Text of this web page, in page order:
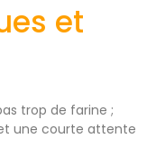
et
trop de farine ;
une courte attente